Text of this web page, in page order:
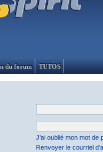
du forum TUTOS
J’ai oublié mon mot de
Renvoyer le courriel